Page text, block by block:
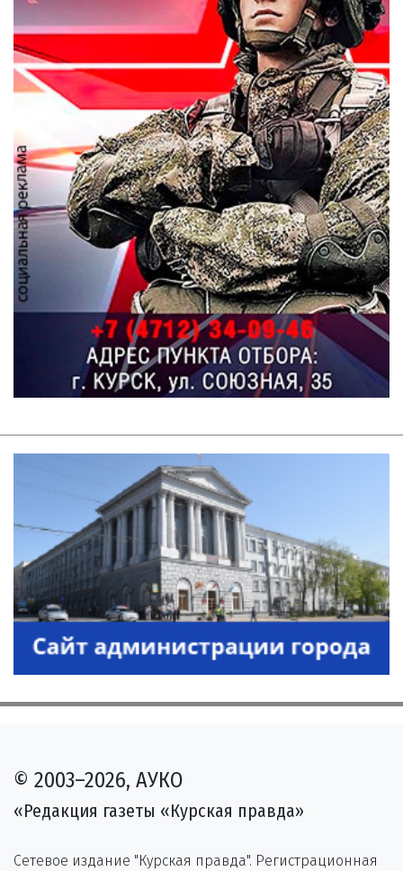
© 2003–2026, АУКО
«Редакция газеты «Курская правда»
Сетевое издание "Курская правда". Регистрационная